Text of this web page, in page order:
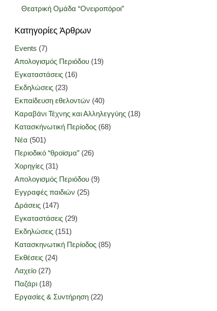
Θεατρική Ομάδα “Ονειροπόροι”
Κατηγορίες Άρθρων
Events (7)
Απολογισμός Περιόδου (19)
Εγκαταστάσεις (16)
Εκδηλώσεις (23)
Εκπαίδευση εθελοντών (40)
Καραβάνι Τέχνης και Αλληλεγγύης (18)
Κατασκήνωτική Περίοδος (68)
Νέα (501)
Περιοδικό “θροϊσμα” (26)
Χορηγίες (31)
Απολογισμός Περιόδου (9)
Εγγραφές παιδιών (25)
Δράσεις (147)
Εγκαταστάσεις (29)
Εκδηλώσεις (151)
Κατασκηνωτική Περίοδος (85)
Εκθέσεις (24)
Λαχείο (27)
Παζάρι (18)
Εργασίες & Συντήρηση (22)